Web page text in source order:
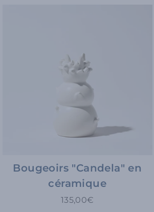
Bougeoirs "Candela" en
céramique
135,00€